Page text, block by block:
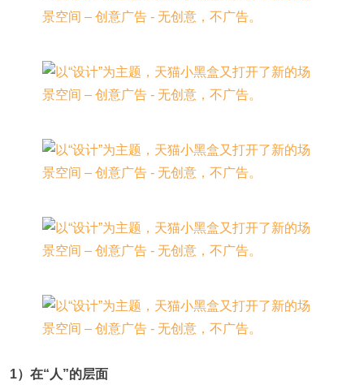
1）在“人”的层面